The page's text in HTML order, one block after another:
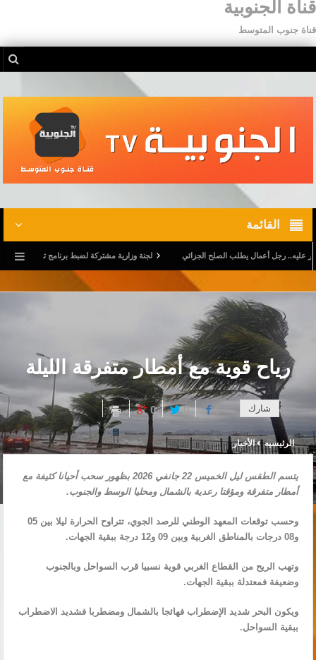
قناة الجنوبية
قناة جنوب المتوسط
القائمة
رجل أعمال يطلب الصلح الجزائي لجنة وزارية مشتركة لضبط برنامج تدخّل خاص برياض
رياح قوية مع أمطار متفرقة الليلة
شارك 0
0
الرئيسيه الأخبار
يتسم الطقس ليل الخميس 22 جانفي 2026 بظهور سحب أحيانا كثيفة مع
أمطار متفرقة ومؤقتا رعدية بالشمال ومحليا الوسط والجنوب.
وحسب توقعات المعهد الوطني للرصد الجوي، تتراوح الحرارة ليلا بين 05
و08 درجات بالمناطق الغربية وبين 09 و12 درجة ببقية الجهات.
وتهب الريح من القطاع الغربي قوية نسبيا قرب السواحل وبالجنوب
وضعيفة فمعتدلة ببقية الجهات.
ويكون البحر شديد الإضطراب فهائجا بالشمال ومضطربا فشديد الاضطراب
ببقية السواحل.